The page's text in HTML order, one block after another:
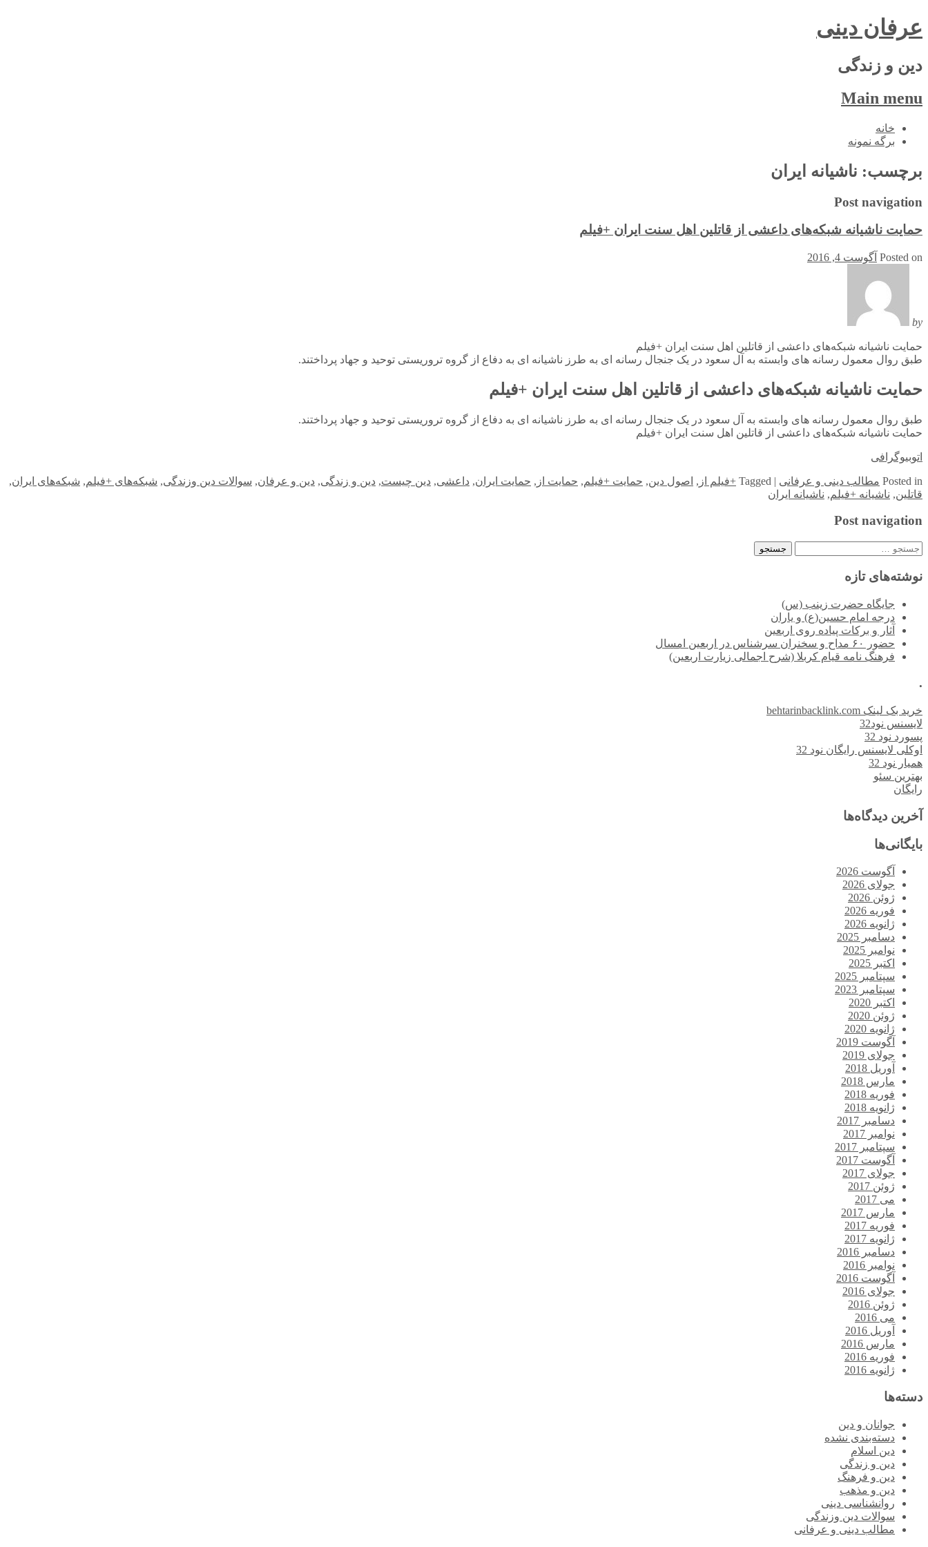
عرفان دینی
دین و زندگی
Main menu
Skip
خانه
برگه نمونه
برچسب: ناشیانه ایران
Post navigation
حمایت ناشیانه شبکه‌های داعشی از قاتلین اهل سنت‌ ایران +فیلم
Posted on آگوست 4, 2016
by
حمایت ناشیانه شبکه‌های داعشی از قاتلین اهل سنت‌ ایران +فیلم
طبق روال معمول رسانه های وابسته به آل سعود در یک جنجال رسانه ای به طرز ناشیانه ای به دفاع از گروه تروریستی توحید و جهاد پرداختند.
حمایت ناشیانه شبکه‌های داعشی از قاتلین اهل سنت‌ ایران +فیلم
طبق روال معمول رسانه های وابسته به آل سعود در یک جنجال رسانه ای به طرز ناشیانه ای به دفاع از گروه تروریستی توحید و جهاد پرداختند.
حمایت ناشیانه شبکه‌های داعشی از قاتلین اهل سنت‌ ایران +فیلم
اتوبیوگرافی
Posted in مطالب دینی و عرفانی |
Tagged +فیلم از , اصول دین, حمایت +فیلم, حمایت از , حمایت ایران, داعشی, دین چیست, دین و زندگی, دین و عرفان, سوالات دین وزندگی, شبکه‌های +فیلم, شبکه‌های ایران,
قاتلین, ناشیانه +فیلم, ناشیانه ایران
Post navigation
جستجو
نوشته‌های تازه
جایگاه حضرت زینب (س)
درجه امام حسین(ع) و یاران
آثار و برکات پیاده روی اربعین
حضور ۶۰ مداح و سخنران سرشناس در اربعین امسال
فرهنگ نامه قیام کربلا (شرح اجمالی زیارت اربعین)
.
خرید بک لینک behtarinbacklink.com
لایسنس نود32
پسورد نود 32
اوکلی لایسنس رایگان نود 32
همیار نود 32
بهترین سئو
رایگان
آخرین دیدگاه‌ها
بایگانی‌ها
آگوست 2026
جولای 2026
ژوئن 2026
فوریه 2026
ژانویه 2026
دسامبر 2025
نوامبر 2025
اکتبر 2025
سپتامبر 2025
سپتامبر 2023
اکتبر 2020
ژوئن 2020
ژانویه 2020
آگوست 2019
جولای 2019
آوریل 2018
مارس 2018
فوریه 2018
ژانویه 2018
دسامبر 2017
نوامبر 2017
سپتامبر 2017
آگوست 2017
جولای 2017
ژوئن 2017
می 2017
مارس 2017
فوریه 2017
ژانویه 2017
دسامبر 2016
نوامبر 2016
آگوست 2016
جولای 2016
ژوئن 2016
می 2016
آوریل 2016
مارس 2016
فوریه 2016
ژانویه 2016
دسته‌ها
جوانان و دین
دسته‌بندی نشده
دین اسلام
دین و زندگی
دین و فرهنگ
دین و مذهب
روانشناسی دینی
سوالات دین وزندگی
مطالب دینی و عرفانی